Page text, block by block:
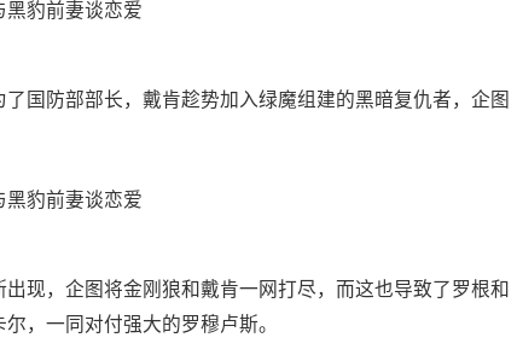
国防部部长，戴肯趁势加入绿魔组建的黑暗复仇者，企图
现，企图将金刚狼和戴肯一网打尽，而这也导致了罗根和
，一同对付强大的罗穆卢斯。